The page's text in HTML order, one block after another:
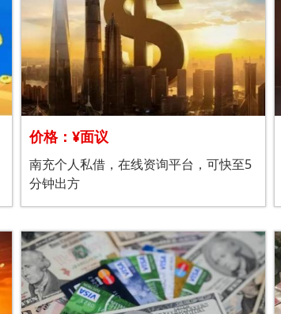
价格：¥面议
南充个人私借，在线资询平台，可快至5
分钟出方